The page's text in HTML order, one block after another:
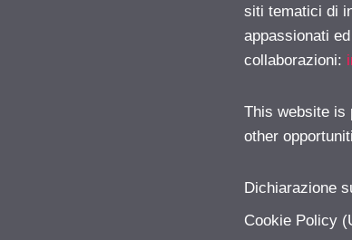
siti tematici di
appassionati
collaborazioni:
This website is
other
Dichiarazione
Cookie Policy